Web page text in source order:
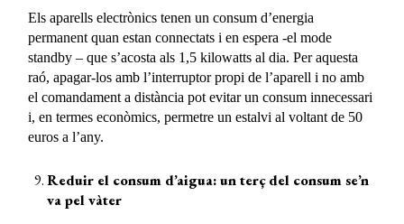
Els aparells electrònics tenen un consum d’energia
permanent quan estan connectats i en espera -el mode
standby – que s’acosta als 1,5 kilowatts al dia. Per aquesta
raó, apagar-los amb l’interruptor propi de l’aparell i no amb
el comandament a distància pot evitar un consum innecessari
i, en termes econòmics, permetre un estalvi al voltant de 50
euros a l’any.
Reduir el consum d’aigua: un terç del consum se’n
va pel vàter